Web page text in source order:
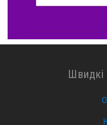
Швидкі